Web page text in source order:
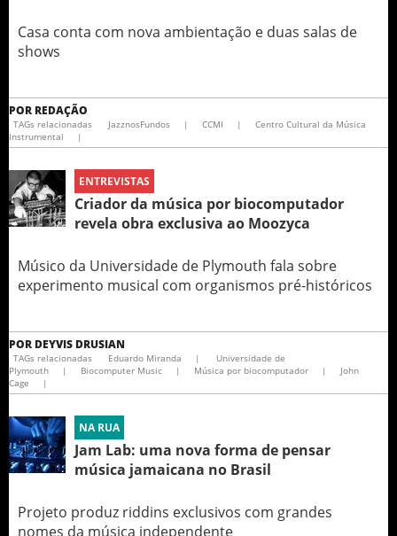
Casa conta com nova ambientação e duas salas de
shows
POR REDAÇÃO
TAGs relacionadas JazznosFundos | CCMI |
Centro Cultural da Música
Instrumental
|
ENTREVISTAS
Criador da música por biocomputador
revela obra exclusiva ao Moozyca
Músico da Universidade de Plymouth fala sobre
experimento musical com organismos pré-históricos
POR DEYVIS DRUSIAN
TAGs relacionadas Eduardo Miranda |
Universidade de
Plymouth
| Biocomputer Music | Música por biocomputador |
John
Cage
|
NA RUA
Jam Lab: uma nova forma de pensar
música jamaicana no Brasil
Projeto produz riddins exclusivos com grandes
nomes da música independente